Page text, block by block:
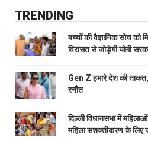
TRENDING
बच्चों की वैज्ञानिक सोच को
विरासत से जोड़ेगी योगी
Gen Z हमारे देश की
रनौत
दिल्ली विधानसभा में
महिला सशक्तीकरण के लिए